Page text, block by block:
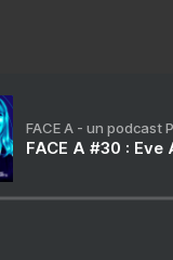
FACE A - un podcast
FACE A #30 :